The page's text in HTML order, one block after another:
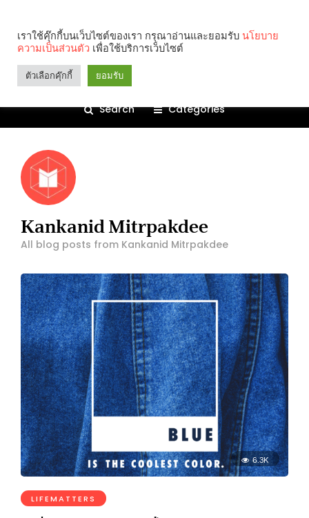
Search Categories
Kankanid Mitrpakdee
All blog posts from Kankanid Mitrpakdee
6.3K
LIFEMATTERS
เราใช้คุ๊กกี้บนเว็บไซต์ของเรา กรุณาอ่านและยอมรับ นโยบาย
ความเป็นส่วนตัว เพื่อใช้บริการเว็บไซต์
ตัวเลือกคุ๊กกี้ ยอมรับ